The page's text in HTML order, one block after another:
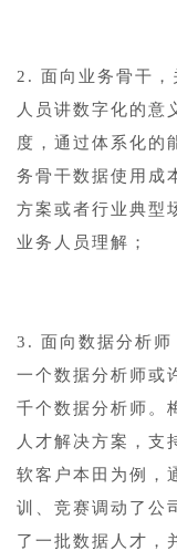
2. 面向业务骨干，
人员讲数字化的意
度，通过体系化的
务骨干数据使用成
方案或者行业典型
业务人员理解；
3. 面向数据分析师
一个数据分析师或
千个数据分析师
人才解决方案，支
软客户本田为例，
训、竞赛调动了公
了一批数据人才，